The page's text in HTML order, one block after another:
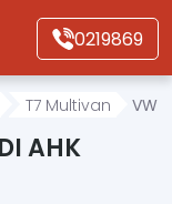
0219869
T7 Multivan VW
AHK